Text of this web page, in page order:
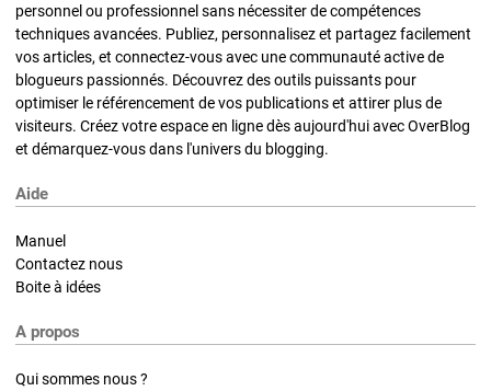
personnel ou professionnel sans nécessiter de compétences
techniques avancées. Publiez, personnalisez et partagez facilement
vos articles, et connectez-vous avec une communauté active de
blogueurs passionnés. Découvrez des outils puissants pour
optimiser le référencement de vos publications et attirer plus de
visiteurs. Créez votre espace en ligne dès aujourd'hui avec OverBlog
et démarquez-vous dans l'univers du blogging.
Aide
Manuel
Contactez nous
Boite à idées
A propos
Qui sommes nous ?